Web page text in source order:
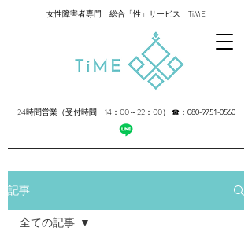
女性障害者専門 総合「性」サービス TiME
24時間営業（受付時間 14：00～22：00） ☎： 080-9751-0560
記事
全ての記事